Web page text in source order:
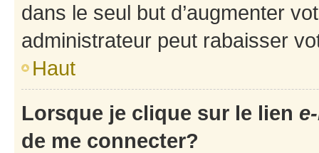
dans le seul but d’augmenter
administrateur peut rabaisser
Haut
Lorsque je clique sur le lien
de me connecter?